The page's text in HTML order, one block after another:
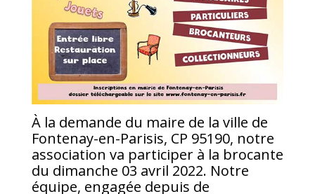
À la demande du maire de la ville de
Fontenay-en-Parisis, CP 95190, notre
association va participer à la brocante
du dimanche 03 avril 2022. Notre
équipe, engagée depuis de